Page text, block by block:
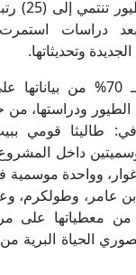
وتحديثاتها.
واعتمدت القائمة بـ 70%
في: طاليثا قومي
داخل
وواحدة
عامر، وطولكرم،
استندت 30% من معطياتها
الحياة البرية